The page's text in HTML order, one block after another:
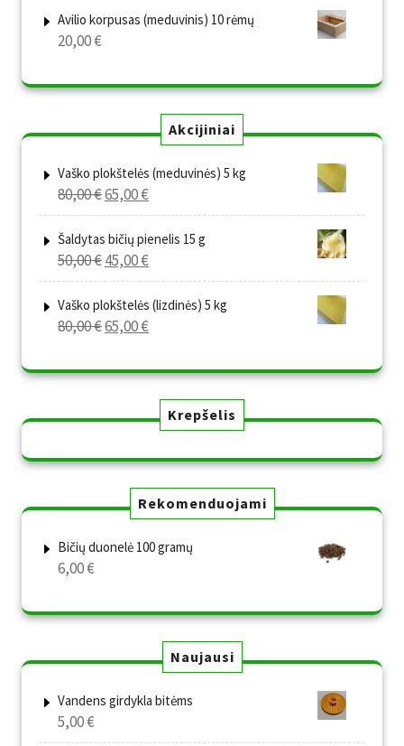
Avilio korpusas (meduvinis) 10 rėmų
20,00€
Akcijiniai
Vaško plokštelės (meduvinės) 5 kg
80,00€Original
price
was:
80,00 €.
65,00€Current
price
is:
65,00 €.
Šaldytas bičių pienelis 15 g
50,00€Original
price
was:
50,00 €.
45,00€Current
price
is:
45,00 €.
Vaško plokštelės (lizdinės) 5 kg
80,00€Original
was:
65,00€Current
is:
Krepšelis
Rekomenduojami
Bičių duonelė 100 gramų
6,00€
Naujausi
Vandens girdykla bitėms
5,00€